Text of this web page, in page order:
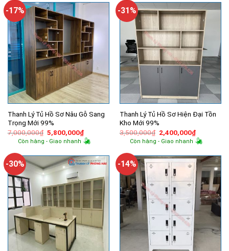
2,100,000₫.
-17%
Thanh Lý Tủ Hồ Sơ Nâu Gỗ Sang
Trọng Mới 99%
7,000,000₫ Giá
gốc
là:
5,800,000₫Giá
hiện
tại
5,800,000₫.
Còn hàng - Giao nhanh
-31%
Thanh Lý Tủ Hồ Sơ Hiện Đại Tồn
Kho Mới 99%
3,500,000₫ Giá
gốc
là:
2,400,000₫Giá
hiện
tại
Còn hàng - Giao nhanh
-30% -14%